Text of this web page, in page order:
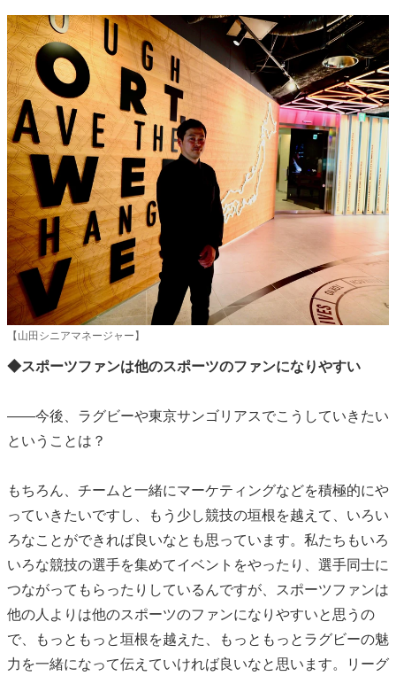
【山田シニアマネージャー】
◆スポーツファンは他のスポーツのファンになりやすい
――今後、ラグビーや東京サンゴリアスでこうしていきたい
ということは？
もちろん、チームと一緒にマーケティングなどを積極的にや
っていきたいですし、もう少し競技の垣根を越えて、いろい
ろなことができれば良いなとも思っています。私たちもいろ
いろな競技の選手を集めてイベントをやったり、選手同士に
つながってもらったりしているんですが、スポーツファンは
他の人よりは他のスポーツのファンになりやすいと思うの
で、もっともっと垣根を越えた、もっともっとラグビーの魅
力を一緒になって伝えていければ良いなと思います。リーグ